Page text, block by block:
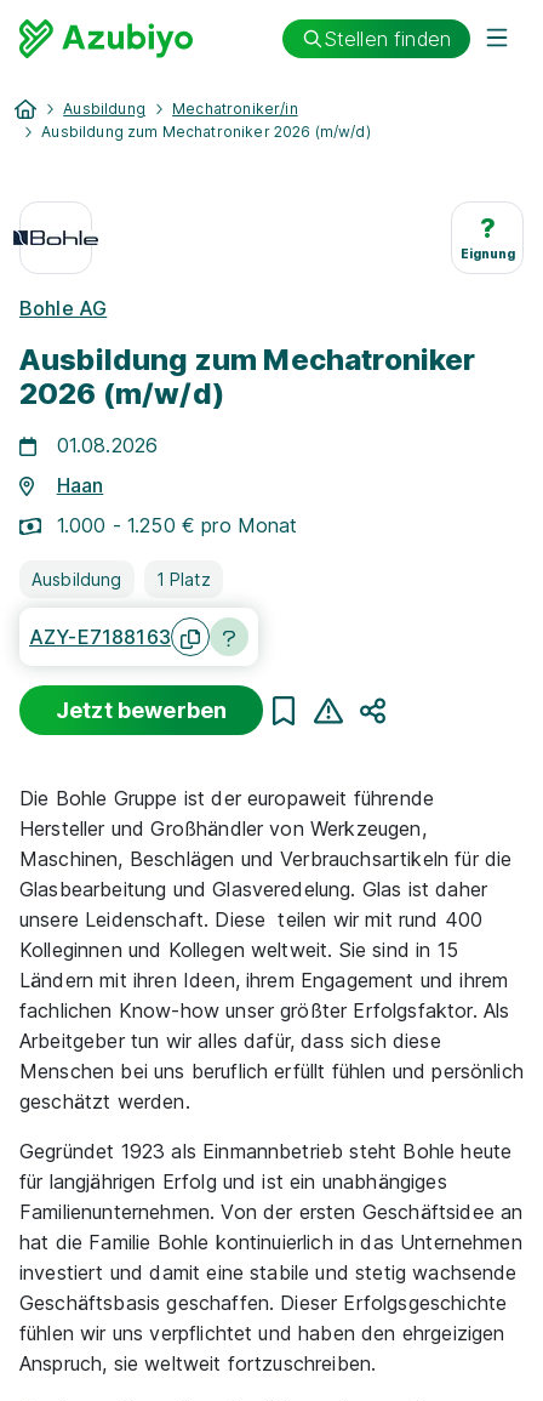
Stellen finden
Ausbildung
Mechatroniker/in
Ausbildung zum Mechatroniker 2026 (m/w/d)
?
Eignung
Bohle AG
Ausbildung zum Mechatroniker
2026 (m/w/d)
01.08.2026
Haan
1.000 - 1.250 € pro Monat
Ausbildung 1 Platz
AZY-E7188163
Jetzt bewerben
Die Bohle Gruppe ist der europaweit führende
Hersteller und Großhändler von Werkzeugen,
Maschinen, Beschlägen und Verbrauchsartikeln für die
Glasbearbeitung und Glasveredelung. Glas ist daher
unsere Leidenschaft. Diese teilen wir mit rund 400
Kolleginnen und Kollegen weltweit. Sie sind in 15
Ländern mit ihren Ideen, ihrem Engagement und ihrem
fachlichen Know-how unser größter Erfolgsfaktor. Als
Arbeitgeber tun wir alles dafür, dass sich diese
Menschen bei uns beruflich erfüllt fühlen und persönlich
geschätzt werden.
Gegründet 1923 als Einmannbetrieb steht Bohle heute
für langjährigen Erfolg und ist ein unabhängiges
Familienunternehmen. Von der ersten Geschäftsidee an
hat die Familie Bohle kontinuierlich in das Unternehmen
investiert und damit eine stabile und stetig wachsende
Geschäftsbasis geschaffen. Dieser Erfolgsgeschichte
fühlen wir uns verpflichtet und haben den ehrgeizigen
Anspruch, sie weltweit fortzuschreiben.